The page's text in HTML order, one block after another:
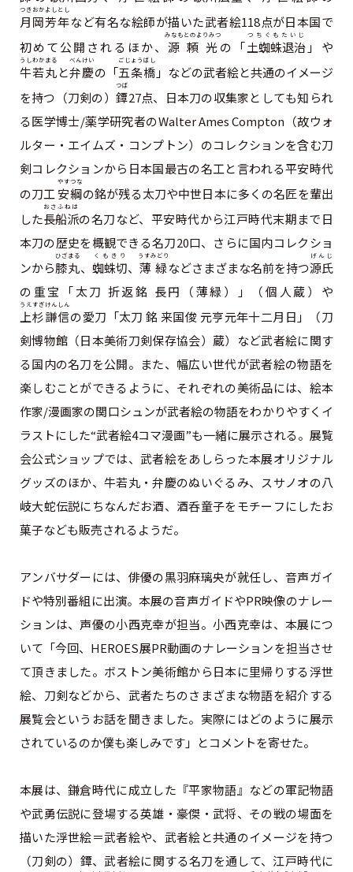
月岡芳年
つきおかよしとし
など有名な絵師が描いた武者絵118点が日本国で
初めて公開されるほか、 源頼光
みなもとのよりみつ
の「土蜘蛛退治
つちぐもたいじ
」や
牛若丸
うしわかまる
と弁慶
べんけい
の「五条橋
ごじょうばし
」などの武者絵と共通のイメージ
を持つ（刀剣の） 鐔
つば
27点、日本刀の収集家としても知られ
る医学博士/薬学研究者のWalter Ames Compton（故ウォ
ルター・エイムズ・コンプトン）のコレクションを含む刀
剣コレクションから日本国最古の名工と言われる平安時代
の刀工安綱
やすつな
の銘が残る太刀や中世日本に多くの名匠を輩出
した⻑船派
おさふねは
の名刀など、平安時代から江戸時代末期まで日
本刀の歴史を概観できる名刀20口、さらに国内コレクショ
ンから膝丸
ひざまる
、 蜘蛛切
くもきり
、 薄緑
うすみどり
などさまざまな名前を持つ源氏
げんじ
の重宝「太刀 折返銘 長円（薄緑）」（個人蔵）や
上杉謙信
うえすぎけんしん
の愛刀「太刀 銘 来国俊 元亨元年十二月日」（刀
剣博物館（日本美術刀剣保存協会）蔵）など武者絵に関す
る国内の名刀を公開。また、幅広い世代が武者絵の物語を
楽しむことができるように、それぞれの美術品には、絵本
作家/漫画家の関口シュンが武者絵の物語をわかりやすくイ
ラストにした“武者絵4コマ漫画”も一緒に展示される。展覧
会公式ショップでは、武者絵をあしらった本展オリジナル
グッズのほか、牛若丸・弁慶のぬいぐるみ、スサノオの八
岐大蛇伝説にちなんだお酒、酒呑童子をモチーフにしたお
菓子なども販売されるようだ。
アンバサダーには、俳優の黒羽麻璃央が就任し、音声ガイ
ドや特別番組に出演。本展の音声ガイドやPR映像のナレー
ションは、声優の小西克幸が担当。小西克幸は、本展につ
いて「今回、HEROES展PR動画のナレーションを担当させ
て頂きました。ボストン美術館から日本に里帰りする浮世
絵、刀剣などから、武者たちのさまざまな物語を紹介する
展覧会というお話を聞きました。実際にはどのように展示
されているのか僕も楽しみです」とコメントを寄せた。
本展は、鎌倉時代に成立した『平家物語』などの軍記物語
や武勇伝説に登場する英雄・豪傑・武将、その戦の場面を
描いた浮世絵＝武者絵や、武者絵と共通のイメージを持つ
（刀剣の）鐔、武者絵に関する名刀を通して、江戸時代に